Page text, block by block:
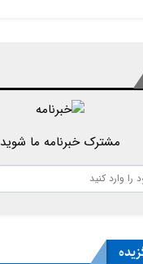
مشترک خبرنامه ما شوید